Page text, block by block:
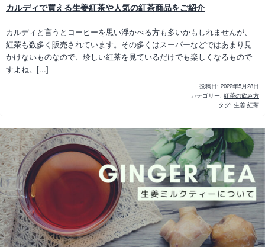
カルディで買える生姜紅茶や人気の紅茶商品をご紹介
カルディと言うとコーヒーを思い浮かべる方も多いかもしれませんが、
紅茶も数多く販売されています。その多くはスーパーなどではあまり見
かけないものなので、珍しい紅茶を見ているだけでも楽しくなるもので
すよね。[...]
投稿日: 2022年5月28日
カテゴリー: 紅茶の飲み方
タグ: 生姜 紅茶